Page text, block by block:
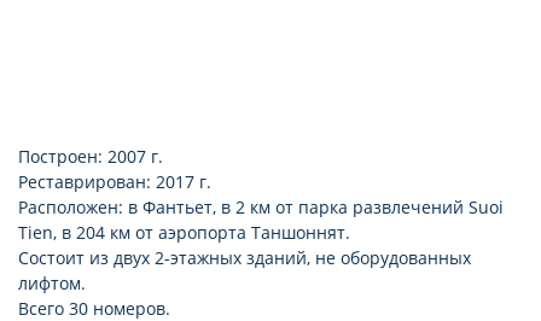
Построен: 2007 г.
Реставрирован: 2017 г.
Расположен: в Фантьет, в 2 км от парка развлечений Suoi
Tien, в 204 км от аэропорта Таншоннят.
Состоит из двух 2-этажных зданий, не оборудованных
лифтом.
Всего 30 номеров.